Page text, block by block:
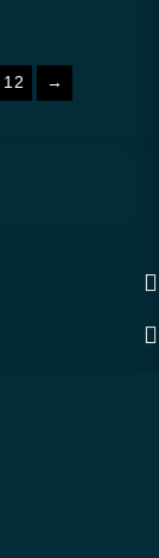
12 →